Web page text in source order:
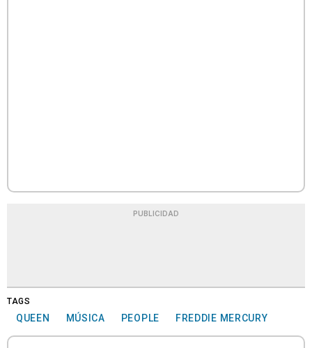
PUBLICIDAD
TAGS
QUEEN MÚSICA PEOPLE FREDDIE MERCURY